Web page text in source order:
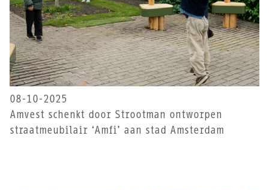
08-10-2025
Amvest schenkt door Strootman ontworpen
straatmeubilair ‘Amfi’ aan stad Amsterdam